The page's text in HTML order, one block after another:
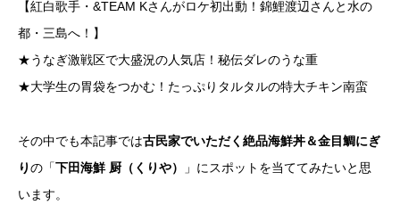
【紅白歌手・&TEAM Kさんがロケ初出動！錦鯉渡辺さんと水の
都・三島へ！】
★うなぎ激戦区で大盛況の人気店！秘伝ダレのうな重
★大学生の胃袋をつかむ！たっぷりタルタルの特大チキン南蛮
その中でも本記事では古民家でいただく絶品海鮮丼＆金目鯛にぎ
りの「下田海鮮 厨（くりや）
」にスポットを当ててみたいと思
います。